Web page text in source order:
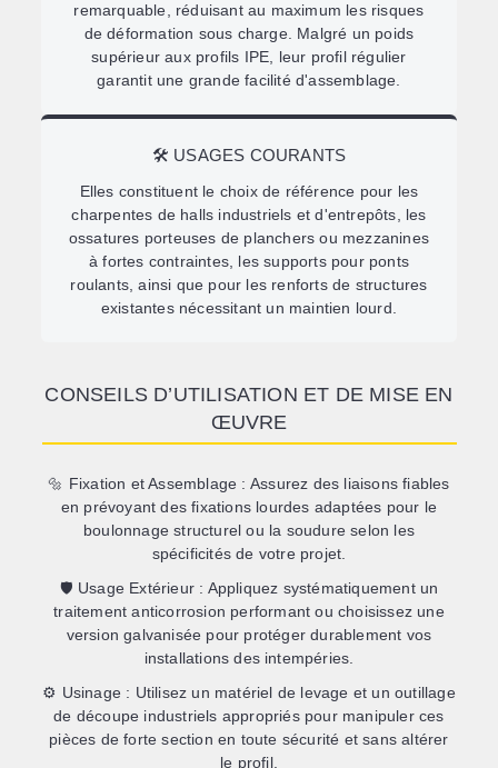
remarquable, réduisant au maximum les risques
de déformation sous charge. Malgré un poids
supérieur aux profils IPE, leur profil régulier
garantit une grande facilité d'assemblage.
🛠️ USAGES COURANTS
Elles constituent le choix de référence pour les
charpentes de halls industriels et d'entrepôts, les
ossatures porteuses de planchers ou mezzanines
à fortes contraintes, les supports pour ponts
roulants, ainsi que pour les renforts de structures
existantes nécessitant un maintien lourd.
CONSEILS D’UTILISATION ET DE MISE EN
ŒUVRE
🔩 Fixation et Assemblage : Assurez des liaisons fiables
en prévoyant des fixations lourdes adaptées pour le
boulonnage structurel ou la soudure selon les
spécificités de votre projet.
🛡️ Usage Extérieur : Appliquez systématiquement un
traitement anticorrosion performant ou choisissez une
version galvanisée pour protéger durablement vos
installations des intempéries.
⚙️ Usinage : Utilisez un matériel de levage et un outillage
de découpe industriels appropriés pour manipuler ces
pièces de forte section en toute sécurité et sans altérer
le profil.